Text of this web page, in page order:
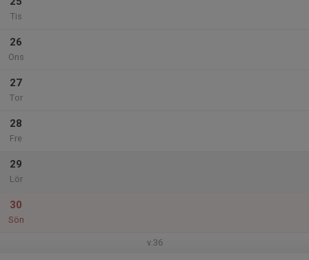
Tis
26
Ons
27
Tor
28
Fre
29
Lör
30
Sön
v.36